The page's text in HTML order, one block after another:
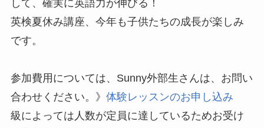
して、確実に英語力が伸びる！
英検夏休み講座、今年も子供たちの成長が楽しみ
です。
参加費用については、Sunny外部生さんは、お問い
合わせください。》 体験レッスンのお申し込み
級によっては人数が定員に達しているためお受け